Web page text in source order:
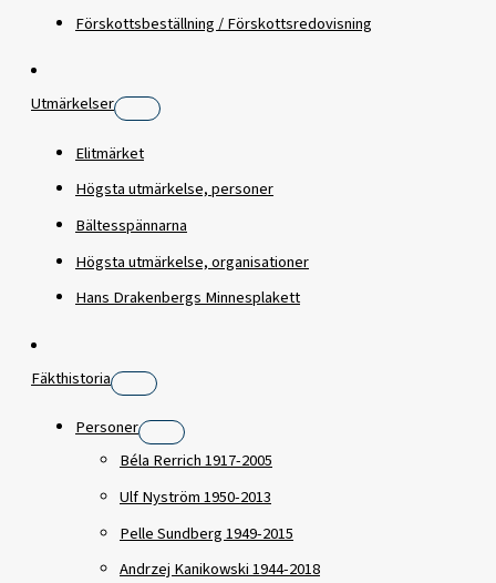
Förskottsbeställning / Förskottsredovisning
Utmärkelser
Elitmärket
Högsta utmärkelse, personer
Bältesspännarna
Högsta utmärkelse, organisationer
Hans Drakenbergs Minnesplakett
Fäkthistoria
Personer
Béla Rerrich 1917-2005
Ulf Nyström 1950-2013
Pelle Sundberg 1949-2015
Andrzej Kanikowski 1944-2018